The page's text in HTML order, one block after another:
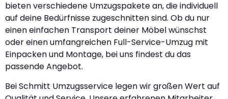
bieten verschiedene Umzugspakete an, die individuell
auf deine Bedürfnisse zugeschnitten sind. Ob du nur
einen einfachen Transport deiner Möbel wünschst
oder einen umfangreichen Full-Service-Umzug mit
Einpacken und Montage, bei uns findest du das
passende Angebot.
Bei Schmitt Umzugsservice legen wir großen Wert auf